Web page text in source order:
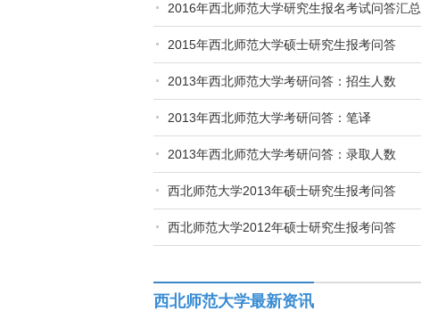
2016年西北师范大学研究生报名考试问答汇总
2015年西北师范大学硕士研究生报考问答
2013年西北师范大学考研问答：招生人数
2013年西北师范大学考研问答：笔译
2013年西北师范大学考研问答：录取人数
西北师范大学2013年硕士研究生报考问答
西北师范大学2012年硕士研究生报考问答
西北师范大学最新资讯